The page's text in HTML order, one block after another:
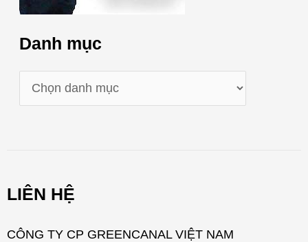
Danh mục
a
m
c
LIÊN HỆ
CÔNG TY CP GREENCANAL VIỆT NAM